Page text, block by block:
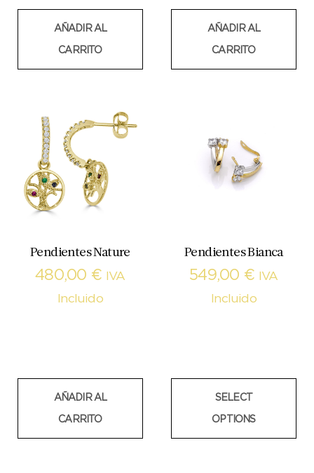
AÑADIR AL
CARRITO
AÑADIR AL
CARRITO
Pendientes Nature
480,00 €
IVA
Incluido
AÑADIR AL
CARRITO
Pendientes Bianca
549,00 €
IVA
Incluido
SELECT
OPTIONS